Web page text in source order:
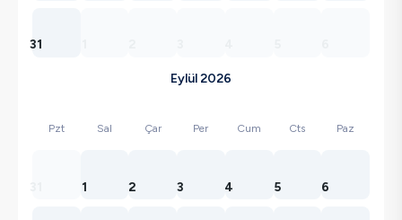
31
Eylül 2026
Pzt Sal Çar Per Cum Cts Paz
1 2 3 4 5 6